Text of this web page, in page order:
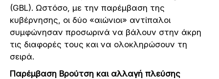
(GBL). Ωστόσο, με την παρέμβαση της
κυβέρνησης, οι δύο «αιώνιοι» αντίπαλοι
συμφώνησαν προσωρινά να βάλουν στην άκρη
τις διαφορές τους και να ολοκληρώσουν τη
σειρά.
Παρέμβαση Βρούτση και αλλαγή πλεύσης